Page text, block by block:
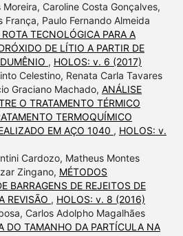
Moreira, Caroline Costa Gonçalves,
França, Paulo Fernando Almeida
TECNOLÓGICA PARA A
DE LÍTIO A PARTIR DE
, HOLOS: v. 6 (2017)
Celestino, Renata Carla Tavares
Graciano Machado, ANÁLISE
O TRATAMENTO TÉRMICO
TERMOQUÍMICO
EM AÇO 1040 , HOLOS: v.
Cardozo, Matheus Montes
Zingano, MÉTODOS
BARRAGENS DE REJEITOS DE
REVISÃO , HOLOS: v. 8 (2016)
Carlos Adolpho Magalhães
DO TAMANHO DA PARTÍCULA NA